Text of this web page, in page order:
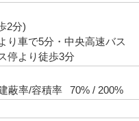
2分)
り車で5分・中央高速バス
停より徒歩3分
蔽率/容積率
70% / 200%